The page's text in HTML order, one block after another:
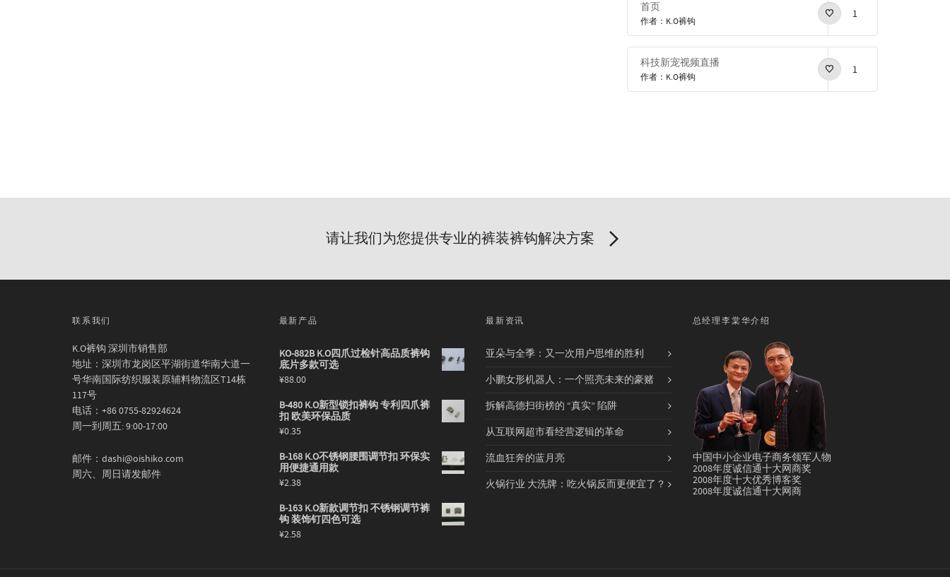
首页
作者：K.O裤钩
1
科技新宠视频直播
作者：K.O裤钩
1
请让我们为您提供专业的裤装裤钩解决方案
联系我们
K.O裤钩 深圳市销售部
地址：深圳市龙岗区平湖街道华南大道一
号华南国际纺织服装原辅料物流区T14栋
117号
电话：+86 0755-82924624
周一到周五: 9:00-17:00
邮件：dashi@oishiko.com
周六、周日请发邮件
最新产品
KO-882B K.O四爪过检针高品质裤钩
底片多款可选
¥88.00
B-480 K.O新型锁扣裤钩 专利四爪裤
扣 欧美环保品质
¥0.35
B-168 K.O不锈钢腰围调节扣 环保实
用便捷通用款
¥2.38
B-163 K.O新款调节扣 不锈钢调节裤
钩 装饰钉四色可选
¥2.58
最新资讯
亚朵与全季：又一次用户思维的胜利
小鹏女形机器人：一个照亮未来的豪赌
拆解高德扫街榜的 “真实” 陷阱
从互联网超市看经营逻辑的革命
流血狂奔的蓝月亮
火锅行业 大洗牌：吃火锅反而更便宜了？
总经理李棠华介绍
中国中小企业电子商务领军人物
2008年度诚信通十大网商奖
2008年度十大优秀博客奖
2008年度诚信通十大网商